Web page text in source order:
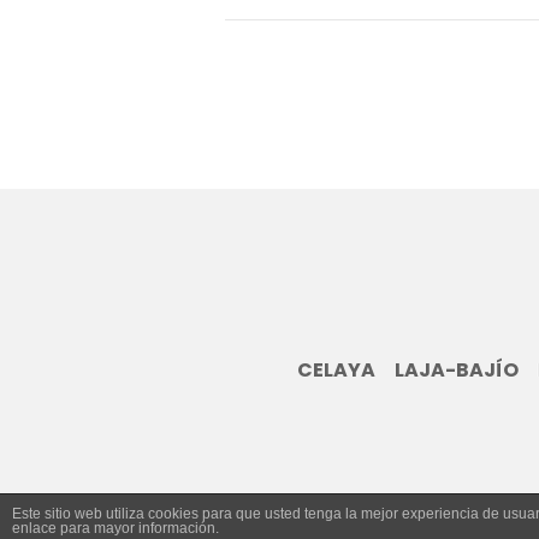
CELAYA LAJA-BAJÍO
Este sitio web utiliza cookies para que usted tenga la mejor experiencia de
enlace para mayor información.